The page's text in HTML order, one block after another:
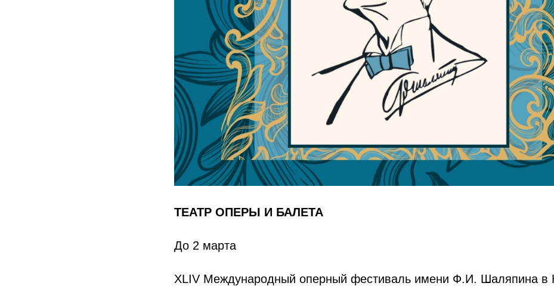
ТЕАТР ОПЕРЫ И БАЛЕТА
До 2 марта
XLIV Международный оперный фестиваль имени Ф.И. Шаляпина в